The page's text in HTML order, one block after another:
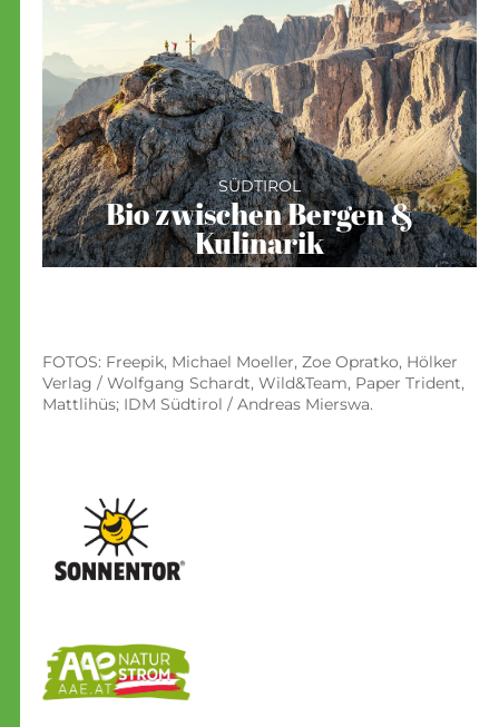
SÜDTIROL
Bio zwischen Bergen &
Kulinarik
FOTOS: Freepik, Michael Moeller, Zoe Opratko, Hölker
Verlag / Wolfgang Schardt, Wild&Team, Paper Trident,
Mattlihüs; IDM Südtirol / Andreas Mierswa.